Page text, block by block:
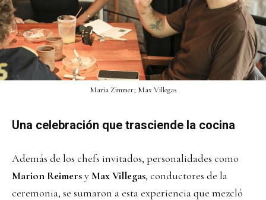
Maria Zimmer; Max Villegas
Una celebración que trasciende la cocina
Además de los chefs invitados, personalidades como
Marion ReimersyMax Villegas, conductores de la
ceremonia, se sumaron a esta experiencia que mezcló